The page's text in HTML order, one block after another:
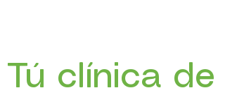
Tú clínica de